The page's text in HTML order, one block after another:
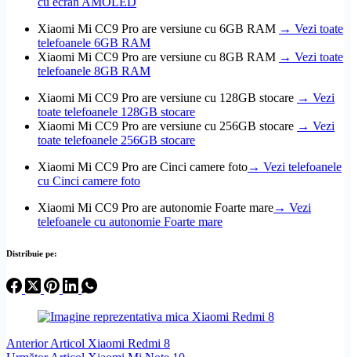
Xiaomi Mi CC9 Pro are versiune cu 6GB RAM → Vezi toate
telefoanele 6GB RAM
Xiaomi Mi CC9 Pro are versiune cu 8GB RAM → Vezi toate
telefoanele 8GB RAM
Xiaomi Mi CC9 Pro are versiune cu 128GB stocare → Vezi
toate telefoanele 128GB stocare
Xiaomi Mi CC9 Pro are versiune cu 256GB stocare → Vezi
toate telefoanele 256GB stocare
Xiaomi Mi CC9 Pro are Cinci camere foto→ Vezi telefoanele
cu Cinci camere foto
Xiaomi Mi CC9 Pro are autonomie Foarte mare→ Vezi
telefoanele cu autonomie Foarte mare
Distribuie pe:
AnteriorArticol Xiaomi Redmi 8